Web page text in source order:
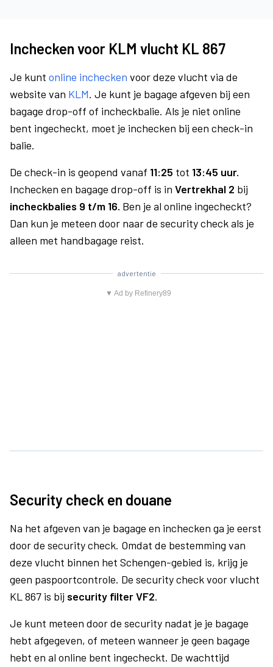
Inchecken voor KLM vlucht KL 867
Je kunt online inchecken voor deze vlucht via de
website van KLM. Je kunt je bagage afgeven bij een
bagage drop-off of incheckbalie. Als je niet online
bent ingecheckt, moet je inchecken bij een check-in
balie.
De check-in is geopend vanaf 11:25 tot 13:45 uur.
Inchecken en bagage drop-off is in Vertrekhal 2 bij
incheckbalies 9 t/m 16. Ben je al online ingecheckt?
Dan kun je meteen door naar de security check als je
alleen met handbagage reist.
advertentie
▼ Ad by Refinery89
Security check en douane
Na het afgeven van je bagage en inchecken ga je eerst
door de security check. Omdat de bestemming van
deze vlucht binnen het Schengen-gebied is, krijg je
geen paspoortcontrole. De security check voor vlucht
KL 867 is bij security filter VF2.
Je kunt meteen door de security nadat je je bagage
hebt afgegeven, of meteen wanneer je geen bagage
hebt en al online bent ingecheckt. De wachttijd